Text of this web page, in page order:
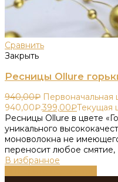
Сравнить
Закрыть
Ресницы Ollure
940,00₽ Первоначальная
940,00₽.399,00₽Текущая
Ресницы Ollure в цвете
уникального
моноволокна не
переносит любое смятие,
В избранное